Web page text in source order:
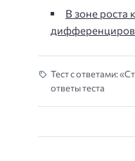
В зоне роста
Тест с ответами:
ответы теста